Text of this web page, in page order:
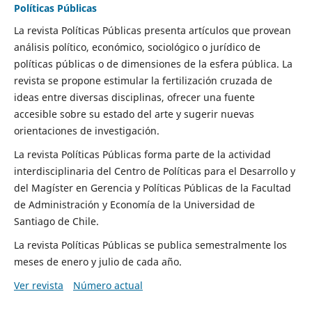
Políticas Públicas
La revista Políticas Públicas presenta artículos que provean
análisis político, económico, sociológico o jurídico de
políticas públicas o de dimensiones de la esfera pública. La
revista se propone estimular la fertilización cruzada de
ideas entre diversas disciplinas, ofrecer una fuente
accesible sobre su estado del arte y sugerir nuevas
orientaciones de investigación.
La revista Políticas Públicas forma parte de la actividad
interdisciplinaria del Centro de Políticas para el Desarrollo y
del Magíster en Gerencia y Políticas Públicas de la Facultad
de Administración y Economía de la Universidad de
Santiago de Chile.
La revista Políticas Públicas se publica semestralmente los
meses de enero y julio de cada año.
Ver revista
Número actual